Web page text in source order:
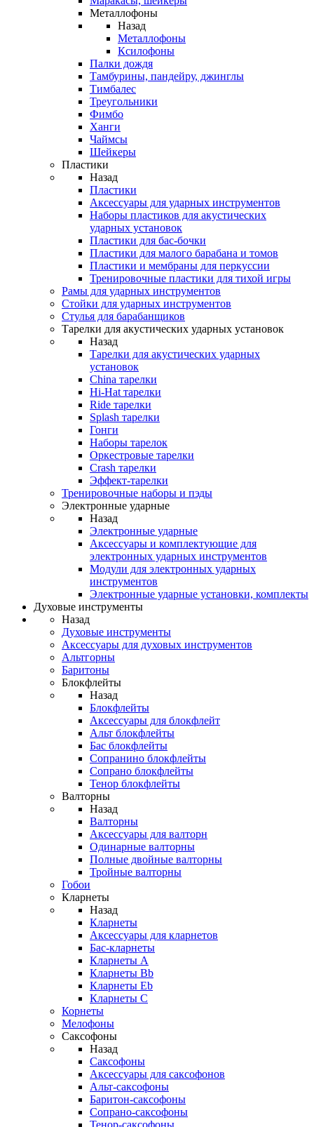
Металлофоны
Назад
Металлофоны
Ксилофоны
Палки дождя
Тамбурины, пандейру, джинглы
Тимбалес
Треугольники
Фимбо
Ханги
Чаймсы
Шейкеры
Пластики
Назад
Пластики
Аксессуары для ударных инструментов
Наборы пластиков для акустических
ударных установок
Пластики для бас-бочки
Пластики для малого барабана и томов
Пластики и мембраны для перкуссии
Тренировочные пластики для тихой игры
Рамы для ударных инструментов
Стойки для ударных инструментов
Стулья для барабанщиков
Тарелки для акустических ударных установок
Назад
Тарелки для акустических ударных
установок
China тарелки
Hi-Hat тарелки
Ride тарелки
Splash тарелки
Гонги
Наборы тарелок
Оркестровые тарелки
Сrash тарелки
Эффект-тарелки
Тренировочные наборы и пэды
Электронные ударные
Назад
Электронные ударные
Аксессуары и комплектующие для
электронных ударных инструментов
Модули для электронных ударных
инструментов
Электронные ударные установки, комплекты
Духовые инструменты
Назад
Духовые инструменты
Аксессуары для духовых инструментов
Альтгорны
Баритоны
Блокфлейты
Назад
Блокфлейты
Аксессуары для блокфлейт
Альт блокфлейты
Бас блокфлейты
Сопранино блокфлейты
Сопрано блокфлейты
Тенор блокфлейты
Валторны
Назад
Валторны
Аксессуары для валторн
Одинарные валторны
Полные двойные валторны
Тройные валторны
Гобои
Кларнеты
Назад
Кларнеты
Аксессуары для кларнетов
Бас-кларнеты
Кларнеты A
Кларнеты Bb
Кларнеты Eb
Кларнеты С
Корнеты
Мелофоны
Саксофоны
Назад
Саксофоны
Аксессуары для саксофонов
Альт-саксофоны
Баритон-саксофоны
Сопрано-саксофоны
Тенор-саксофоны